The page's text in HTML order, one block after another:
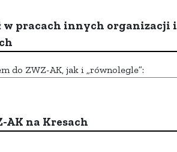
w pracach innych organizacji i
do ZWZ-AK, jak i „równolegle”:
AK na Kresach